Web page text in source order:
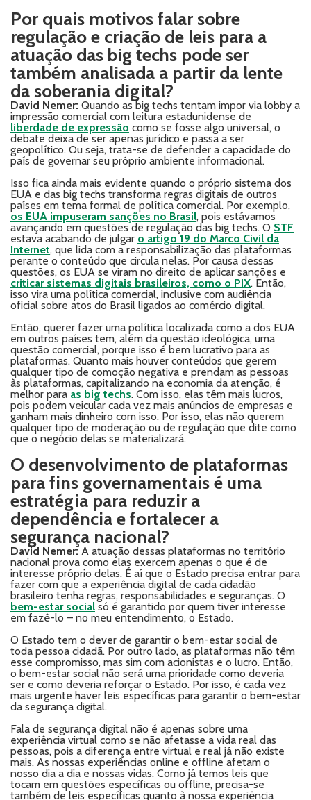
Por quais motivos falar sobre
regulação e criação de leis para a
atuação das big techs pode ser
também analisada a partir da lente
da soberania digital?
David Nemer: Quando as big techs tentam impor via lobby a
impressão comercial com leitura estadunidense de
liberdade de expressão como se fosse algo universal, o
debate deixa de ser apenas jurídico e passa a ser
geopolítico. Ou seja, trata-se de defender a capacidade do
país de governar seu próprio ambiente informacional.
Isso fica ainda mais evidente quando o próprio sistema dos
EUA e das big techs transforma regras digitais de outros
países em tema formal de política comercial. Por exemplo,
os EUA impuseram sanções no Brasil, pois estávamos
avançando em questões de regulação das big techs. O STF
estava acabando de julgar o artigo 19 do Marco Civil da
Internet, que lida com a responsabilização das plataformas
perante o conteúdo que circula nelas. Por causa dessas
questões, os EUA se viram no direito de aplicar sanções e
criticar sistemas digitais brasileiros, como o PIX. Então,
isso vira uma política comercial, inclusive com audiência
oficial sobre atos do Brasil ligados ao comércio digital.
Então, querer fazer uma política localizada como a dos EUA
em outros países tem, além da questão ideológica, uma
questão comercial, porque isso é bem lucrativo para as
plataformas. Quanto mais houver conteúdos que gerem
qualquer tipo de comoção negativa e prendam as pessoas
às plataformas, capitalizando na economia da atenção, é
melhor para as big techs. Com isso, elas têm mais lucros,
pois podem veicular cada vez mais anúncios de empresas e
ganham mais dinheiro com isso. Por isso, elas não querem
qualquer tipo de moderação ou de regulação que dite como
que o negócio delas se materializará.
O desenvolvimento de plataformas
para fins governamentais é uma
estratégia para reduzir a
dependência e fortalecer a
segurança nacional?
David Nemer:A atuação dessas plataformas no território
nacional prova como elas exercem apenas o que é de
interesse próprio delas. É aí que o Estado precisa entrar para
fazer com que a experiência digital de cada cidadão
brasileiro tenha regras, responsabilidades e seguranças. O
bem-estar socialsó é garantido por quem tiver interesse
em fazê-lo – no meu entendimento, o Estado.
O Estado tem o dever de garantir o bem-estar social de
toda pessoa cidadã. Por outro lado, as plataformas não têm
esse compromisso, mas sim com acionistas e o lucro. Então,
o bem-estar social não será uma prioridade como deveria
ser e como deveria reforçar o Estado. Por isso, é cada vez
mais urgente haver leis específicas para garantir o bem-estar
da segurança digital.
Fala de segurança digital não é apenas sobre uma
experiência virtual como se não afetasse a vida real das
pessoas, pois a diferença entre virtual e real já não existe
mais. As nossas experiências online e offline afetam o
nosso dia a dia e nossas vidas. Como já temos leis que
tocam em questões específicas ou offline, precisa-se
também de leis específicas quanto à nossa experiência